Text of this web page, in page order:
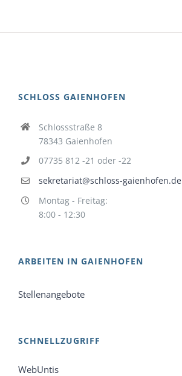
SCHLOSS GAIENHOFEN
Schlossstraße 8
78343 Gaienhofen
07735 812 -21 oder -22
sekretariat@schloss-gaienhofen.de
Montag - Freitag:
8:00 - 12:30
ARBEITEN IN GAIENHOFEN
Stellenangebote
SCHNELLZUGRIFF
WebUntis